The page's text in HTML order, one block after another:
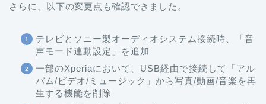
さらに、以下の変更点も確認できました。
テレビとソニー製オーディオシステム接続時、「音
声モード連動設定」を追加
一部のXperiaにおいて、USB経由で接続して「アル
バム/ビデオ/ミュージック」から写真/動画/音楽を再
生する機能を削除